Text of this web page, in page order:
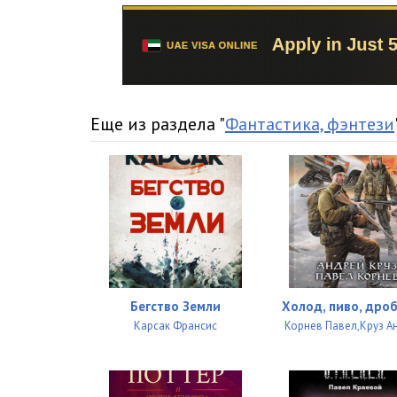
15. Сказы
16. Сказы
17. Сказы
18. Сказы
19. Сказы
20. Сказы
21. Сказы
22. Сказы
24. Сказы
Еще из раздела "Фантастика, фэнтези
Бегство Земли
Карсак Франсис
Холод, пиво,
Корнев Павел,Круз